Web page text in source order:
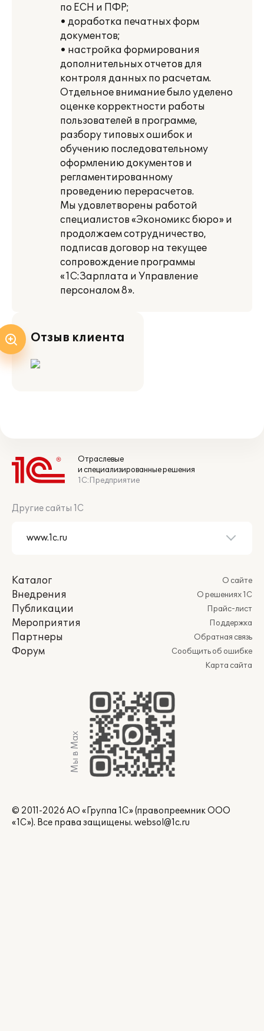
по ЕСН и ПФР;
• доработка печатных форм
документов;
• настройка формирования
дополнительных отчетов для
контроля данных по расчетам.
Отдельное внимание было уделено
оценке корректности работы
пользователей в программе,
разбору типовых ошибок и
обучению последовательному
оформлению документов и
регламентированному
проведению перерасчетов.
Мы удовлетворены работой
специалистов «Экономикс бюро» и
продолжаем сотрудничество,
подписав договор на текущее
сопровождение программы
«1С:Зарплата и Управление
персоналом 8».
Отзыв клиента
Отраслевые
и специализированные решения
1С:Предприятие
Другие сайты 1С
Каталог
Внедрения
Публикации
Мероприятия
Партнеры
Форум
О сайте
О решениях 1С
Прайс-лист
Поддержка
Обратная связь
Сообщить об ошибке
Карта сайта
Мы в Max
© 2011-2026 АО «Группа 1С» (правопреемник ООО
«1С»). Все права защищены. websol@1c.ru